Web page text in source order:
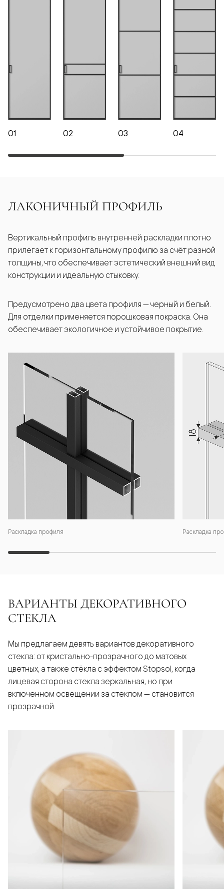
01 02 03 04
ЛАКОНИЧНЫЙ ПРОФИЛЬ
Раскладка профиля Раскладка
Вертикальный профиль внутренней раскладки плотно
прилегает к горизонтальному профилю за счёт разной
толщины, что обеспечивает эстетический внешний вид
конструкции и идеальную стыковку.
Предусмотрено два цвета профиля — черный и белый.
Для отделки применяется порошковая покраска. Она
обеспечивает экологичное и устойчивое покрытие.
ВАРИАНТЫ ДЕКОРАТИВНОГО
СТЕКЛА
Мы предлагаем девять вариантов декоративного
стекла: от кристально-прозрачного до матовых
цветных, а также стёкла с эффектом Stopsol, когда
лицевая сторона стекла зеркальная, но при
включенном освещении за стеклом — становится
прозрачной.